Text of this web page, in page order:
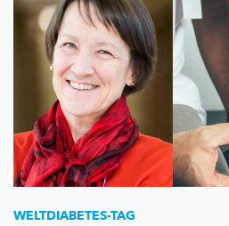
WELTDIABETES-TAG